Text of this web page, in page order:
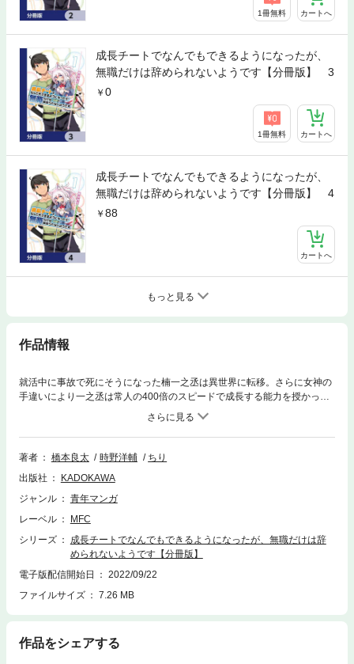
1冊無料 カートへ
成長チートでなんでもできるようになったが、
無職だけは辞められないようです【分冊版】 3
0
1冊無料 カートへ
成長チートでなんでもできるようになったが、
無職だけは辞められないようです【分冊版】 4
88
カートへ
もっと見る
作品情報
就活中に事故で死にそうになった楠一之丞は異世界に転移。さらに女神の
手違いにより一之丞は常人の400倍のスピードで成長する能力を授かっ
た。あまりの成長速度に、一之丞は無職のまま異世界生活を始める。分冊
版第131弾。※本作品は単行本を分割したもので、本編内容は同一のものと
なります。重複購入にご注意ください。
著者
橋本良太 時野洋輔
ちり
出版社
KADOKAWA
ジャンル
青年マンガ
レーベル
MFC
シリーズ
成長チートでなんでもできるようになったが、無職だけは辞
められないようです【分冊版】
電子版配信開始日
2022/09/22
ファイルサイズ
7.26 MB
作品をシェアする